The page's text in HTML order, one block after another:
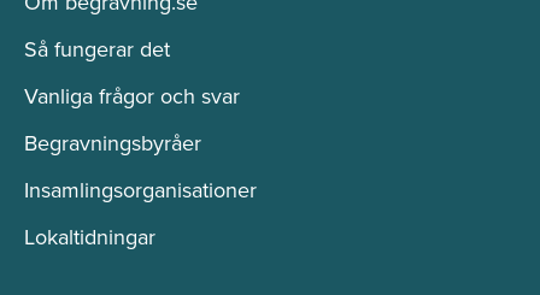
Så fungerar det
Vanliga frågor och svar
Begravningsbyråer
Insamlingsorganisationer
Lokaltidningar